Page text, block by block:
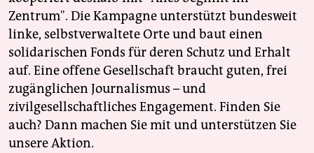
Zentrum". Die Kampagne unterstützt bundesweit
linke, selbstverwaltete Orte und baut einen
solidarischen Fonds für deren Schutz und Erhalt
auf. Eine offene Gesellschaft braucht guten, frei
zugänglichen Journalismus – und
zivilgesellschaftliches Engagement. Finden Sie
auch? Dann machen Sie mit und unterstützen Sie
unsere Aktion.